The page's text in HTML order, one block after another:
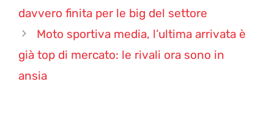
davvero finita per le big del settore
Moto sportiva media, l’ultima arrivata è
già top di mercato: le rivali ora sono in
ansia